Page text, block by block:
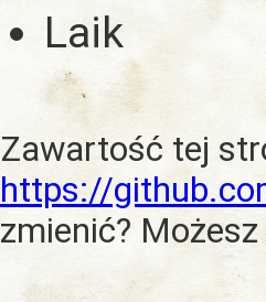
Laik
Zawartość tej
https://
zmienić?